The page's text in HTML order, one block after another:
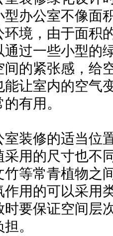
办公室不像面
环境，由于面积
通过一些小型的
的紧张感，给
能让室内的空气
有用。
装修的适当位
用的尺寸也不
竹等常青植物之
作用的可以采
要保证空间层
。